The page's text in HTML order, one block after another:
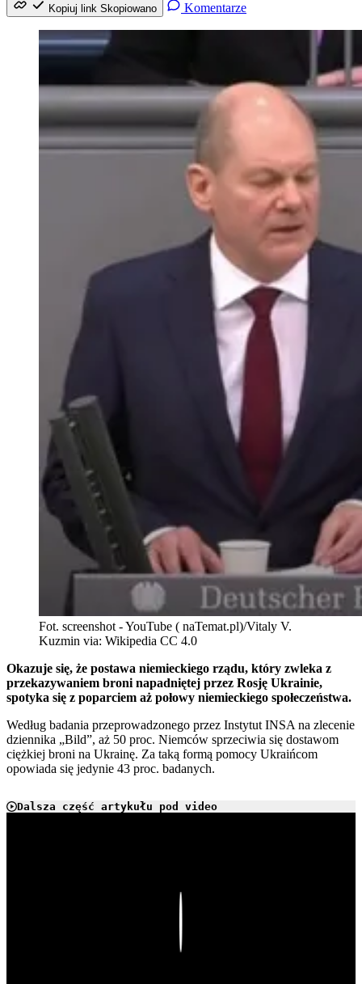
Kopiuj link Skopiowano Komentarze
Fot. screenshot - YouTube ( naTemat.pl)/Vitaly V.
Kuzmin via: Wikipedia CC 4.0
Okazuje się, że postawa niemieckiego rządu, który zwleka z
przekazywaniem broni napadniętej przez Rosję Ukrainie,
spotyka się z poparciem aż połowy niemieckiego społeczeństwa.
Według badania przeprowadzonego przez Instytut INSA na zlecenie
dziennika „Bild”, aż 50 proc. Niemców sprzeciwia się dostawom
ciężkiej broni na Ukrainę. Za taką formą pomocy Ukraińcom
opowiada się jedynie 43 proc. badanych.
Dalsza część artykułu pod video